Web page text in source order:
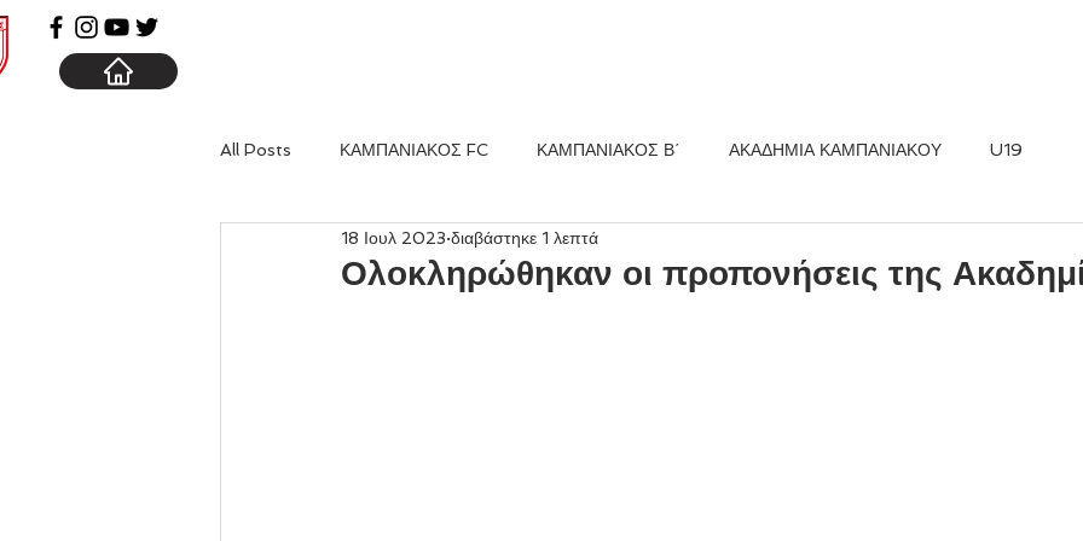
All Posts ΚΑΜΠΑΝΙΑΚΟΣ FC ΚΑΜΠΑΝΙΑΚΟΣ Β΄ ΑΚΑΔΗΜΙΑ ΚΑΜΠΑΝΙΑΚΟΥ U19
Ολοκληρώθηκαν οι προπονήσεις της
18 Ιουλ 2023 διαβάστηκε 1 λεπτά